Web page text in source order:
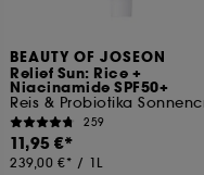
BEAUTY OF JOSEON
Relief Sun: Rice +
Niacinamide SPF50+
259
11,95 €
239,00 € / 1L